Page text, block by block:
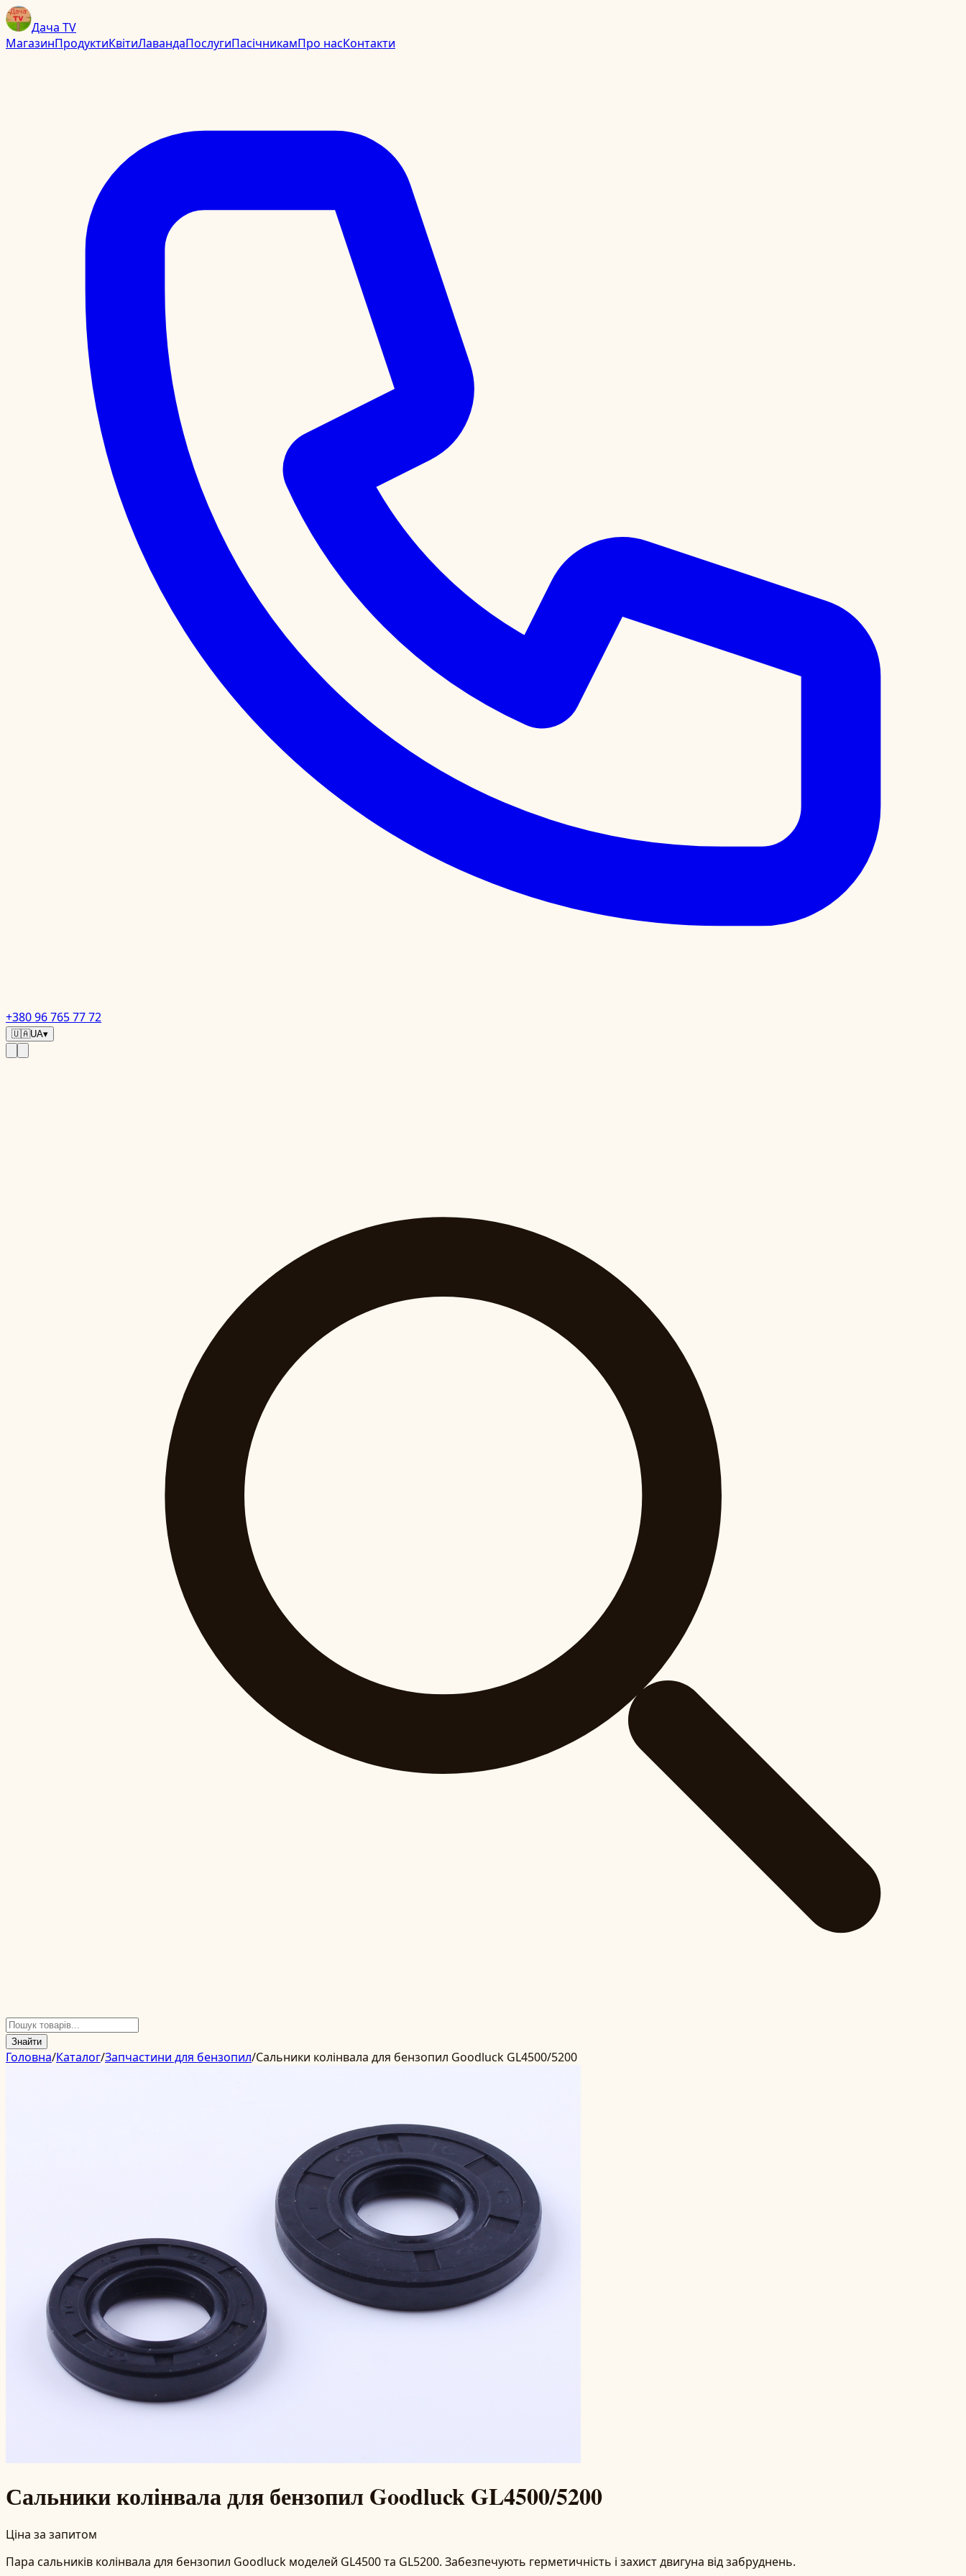
Дача TV
МагазинПродуктиКвітиЛавандаПослугиПасічникамПро насКонтакти
+380 96 765 77 72
🇺🇦UA▾
Знайти
Головна/Каталог/Запчастини для бензопил/Сальники колінвала для бензопил Goodluck GL4500/5200
Сальники колінвала для бензопил Goodluck GL4500/5200
Ціна за запитом
Пара сальників колінвала для бензопил Goodluck моделей GL4500 та GL5200. Забезпечують герметичність і захист двигуна від забруднень.